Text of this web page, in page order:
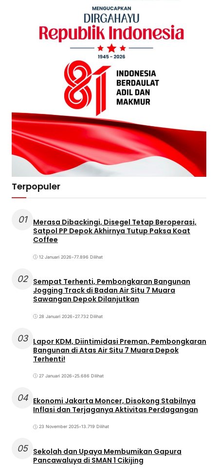
Terpopuler
01
Merasa Dibackingi, Disegel Tetap Beroperasi,
Satpol PP Depok Akhirnya Tutup Paksa Koat
Coffee
12 Januari 2026•77.896 Dilihat
02 Sempat Terhenti, Pembongkaran Bangunan
Jogging Track di Badan Air Situ 7 Muara
Sawangan Depok Dilanjutkan
28 Januari 2026•27.732 Dilihat
03 Lapor KDM, Diintimidasi Preman, Pembongkaran
Bangunan di Atas Air Situ 7 Muara Depok
Terhenti!
27 Januari 2026•25.686 Dilihat
04 Ekonomi Jakarta Moncer, Disokong Stabilnya
Inflasi dan Terjaganya Aktivitas Perdagangan
23 November 2025•13.719 Dilihat
05 Sekolah dan Upaya Membumikan Gapura
Pancawaluya di SMAN 1 Cikijing